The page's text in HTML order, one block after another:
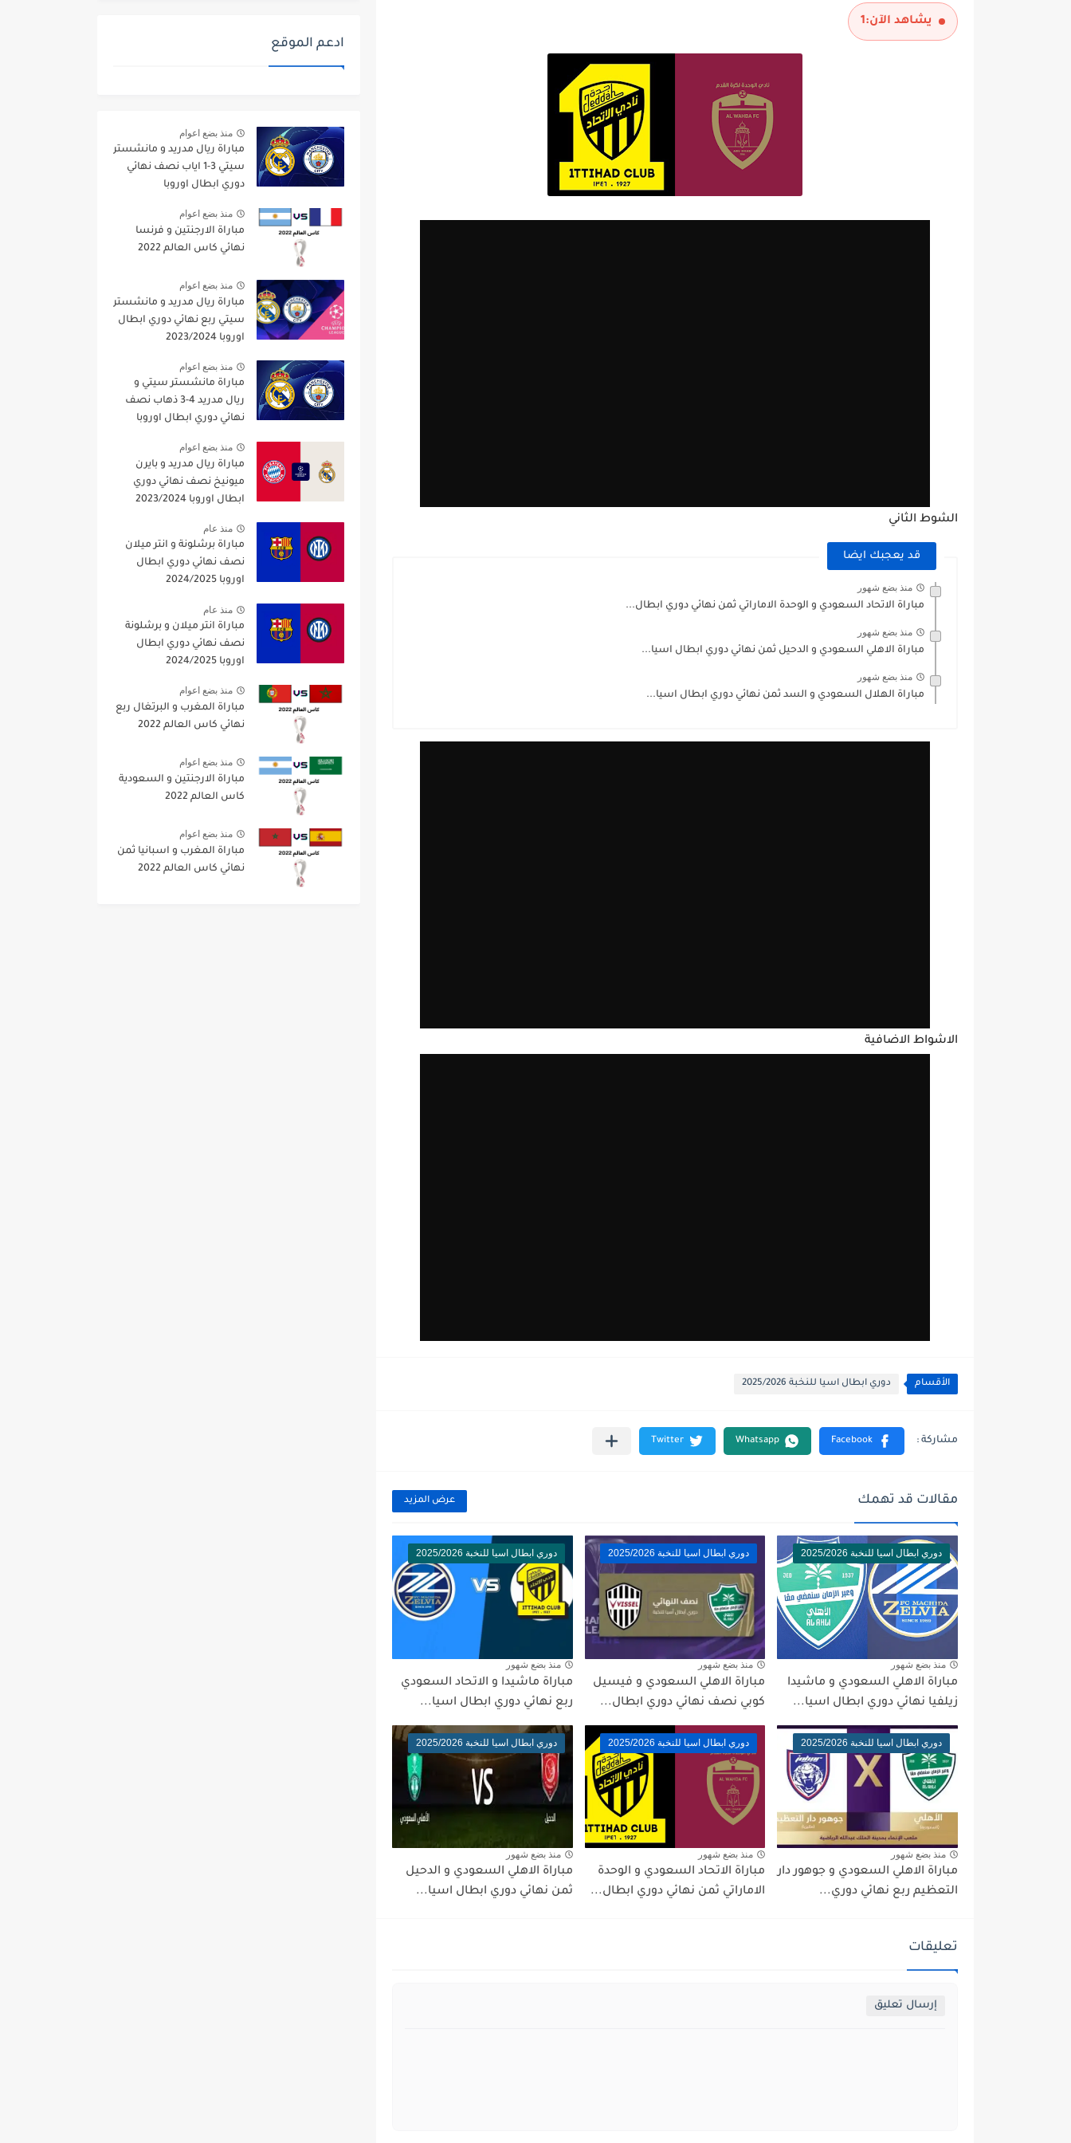
يشاهد الآن:1
الشوط الثاني
قد يعجبك ايضا
منذ بضع شهور
مباراة الاتحاد السعودي و الوحدة الاماراتي ثمن نهائي دوري ابطال...
منذ بضع شهور
مباراة الاهلي السعودي و الدحيل ثمن نهائي دوري ابطال اسيا...
منذ بضع شهور
مباراة الهلال السعودي و السد ثمن نهائي دوري ابطال اسيا...
الاشواط الاضافية
الأقسام دوري ابطال اسيا للنخبة 2025/2026
مقالات قد تهمك عرض المزيد
دوري ابطال اسيا للنخبة 2025/2026
منذ بضع شهور
مباراة الاهلي السعودي و ماشيدا
زيلفيا نهائي دوري ابطال اسيا...
دوري ابطال اسيا للنخبة 2025/2026
منذ بضع شهور
مباراة الاهلي السعودي و فيسيل
كوبي نصف نهائي دوري ابطال...
دوري ابطال اسيا للنخبة 2025/2026
منذ بضع شهور
مباراة ماشيدا و الاتحاد السعودي
ربع نهائي دوري ابطال اسيا...
دوري ابطال اسيا للنخبة 2025/2026
منذ بضع شهور
مباراة الاهلي السعودي و جوهور دار
التعظيم ربع نهائي دوري...
دوري ابطال اسيا للنخبة 2025/2026
منذ بضع شهور
مباراة الاتحاد السعودي و الوحدة
الاماراتي ثمن نهائي دوري ابطال...
دوري ابطال اسيا للنخبة 2025/2026
منذ بضع شهور
مباراة الاهلي السعودي و الدحيل
ثمن نهائي دوري ابطال اسيا...
تعليقات
إرسال تعليق
ادعم الموقع
منذ بضع اعوام
مباراة ريال مدريد و مانشستر
سيتي 3-1 اياب نصف نهائي
دوري ابطال اوروبا
منذ بضع اعوام
مباراة الارجنتين و فرنسا
نهائي كاس العالم 2022
منذ بضع اعوام
مباراة ريال مدريد و مانشستر
سيتي ربع نهائي دوري ابطال
اوروبا 2023/2024
منذ بضع اعوام
مباراة مانشستر سيتي و
ريال مدريد 4-3 ذهاب نصف
نهائي دوري ابطال اوروبا
منذ بضع اعوام
مباراة ريال مدريد و بايرن
ميونيخ نصف نهائي دوري
ابطال اوروبا 2023/2024
منذ عام
مباراة برشلونة و انتر ميلان
نصف نهائي دوري ابطال
اوروبا 2024/2025
منذ عام
مباراة انتر ميلان و برشلونة
نصف نهائي دوري ابطال
اوروبا 2024/2025
منذ بضع اعوام
مباراة المغرب و البرتغال ربع
نهائي كاس العالم 2022
منذ بضع اعوام
مباراة الارجنتين و السعودية
كاس العالم 2022
منذ بضع اعوام
مباراة المغرب و اسبانيا ثمن
نهائي كاس العالم 2022